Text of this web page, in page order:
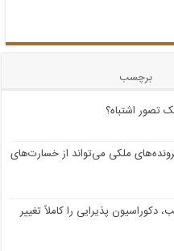
برچسب
تصور اشتباه؟
ملکی می‌تواند از خسارت‌های
پذیرایی را کاملاً تغییر